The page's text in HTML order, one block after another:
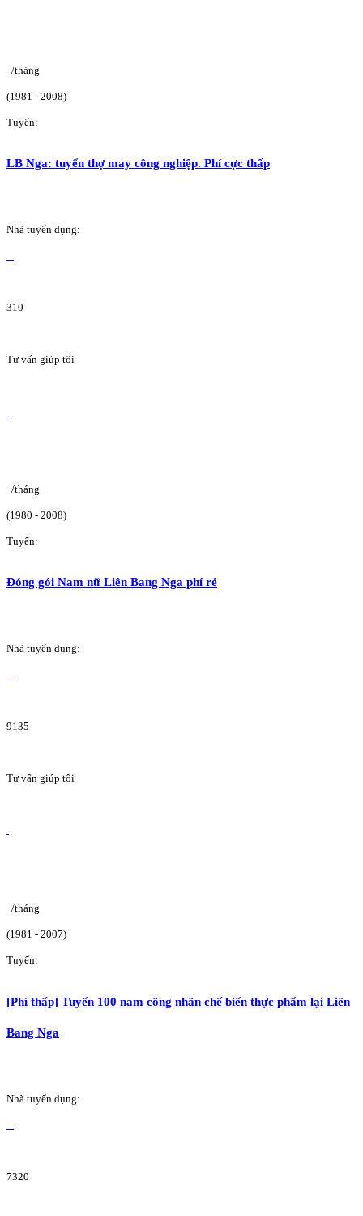
/tháng
(1981 - 2008)
Tuyển:
LB Nga: tuyển thợ may công nghiệp. Phí cực thấp
Nhà tuyển dụng:
310
Tư vấn giúp tôi
/tháng
(1980 - 2008)
Tuyển:
Đóng gói Nam nữ Liên Bang Nga phí rẻ
Nhà tuyển dụng:
9135
Tư vấn giúp tôi
/tháng
(1981 - 2007)
Tuyển:
[Phí thấp] Tuyển 100 nam công nhân chế biến thực phẩm lại Liên
Bang Nga
Nhà tuyển dụng:
7320